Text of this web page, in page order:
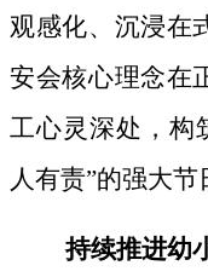
观感化、沉浸在
安会核心理念在
工心灵深处，构
人有责”的强大节
持续推进幼